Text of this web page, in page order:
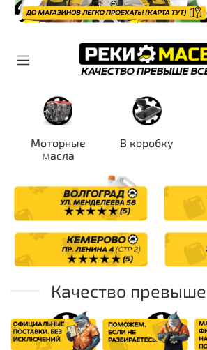
Моторные
масла
В коробку
Качество превыше